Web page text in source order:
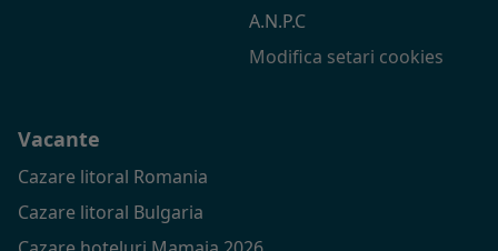
A.N.P.C
Modifica setari cookies
Vacante
Cazare litoral Romania
Cazare litoral Bulgaria